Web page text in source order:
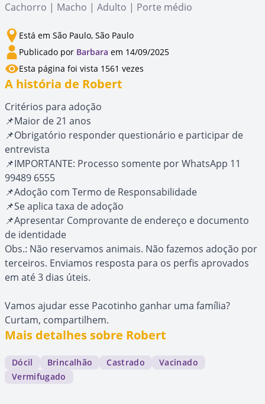
Cachorro | Macho | Adulto | Porte médio
Está em São Paulo, São Paulo
Publicado por Barbara em 14/09/2025
Esta página foi vista 1561 vezes
A história de Robert
Critérios para adoção
📌Maior de 21 anos
📌Obrigatório responder questionário e participar de
entrevista
📌IMPORTANTE: Processo somente por WhatsApp 11
99489 6555
📌Adoção com Termo de Responsabilidade
📌Se aplica taxa de adoção
📌Apresentar Comprovante de endereço e documento
de identidade
Obs.: Não reservamos animais. Não fazemos adoção por
terceiros. Enviamos resposta para os perfis aprovados
em até 3 dias úteis.
Vamos ajudar esse Pacotinho ganhar uma família?
Curtam, compartilhem.
Mais detalhes sobre Robert
Dócil Brincalhão Castrado
Vacinado
Vermifugado